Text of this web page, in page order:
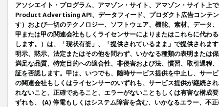
アソシエイト・プログラム、アマゾン・サイト、アマゾン・サイト上
Product Advertising API、データフィード、プロダクト広告コンテ
す）および一切のテクノロジー、ソフトウェア、機能、素材、データ
甲または甲の関連会社もしくライセンサーによりまたはこれらに代わ
します。）は、「現状有姿」、「提供されているまま」で提供されま
明示、黙示、法定またはその他を問わず、いかなる種類の表明または
満足な品質、特定目的への適合性、非侵害および法、慣習、取引過程
証を否認します。甲は、いつでも、随時サービス提供を中止し、サー
の関連会社もしくはライセンサーのいずれも、サービス提供が継続さ
れないこと、正確であること、エラーがないこともしくは有害な構成
ずれも、 (A) 停電もしくはシステム障害を含む、いかなるエラー、不